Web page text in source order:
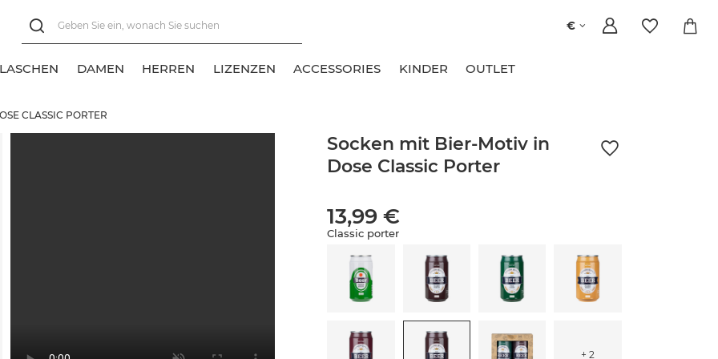
€
DAMEN
anzeigen
HERREN
anzeigen
LIZENZEN ACCESSORIES KINDER
anzeigen
OUTLET
CLASSIC PORTER
Socken mit Bier-Motiv in
Dose Classic Porter
13,99 €
Classic porter
+ 2